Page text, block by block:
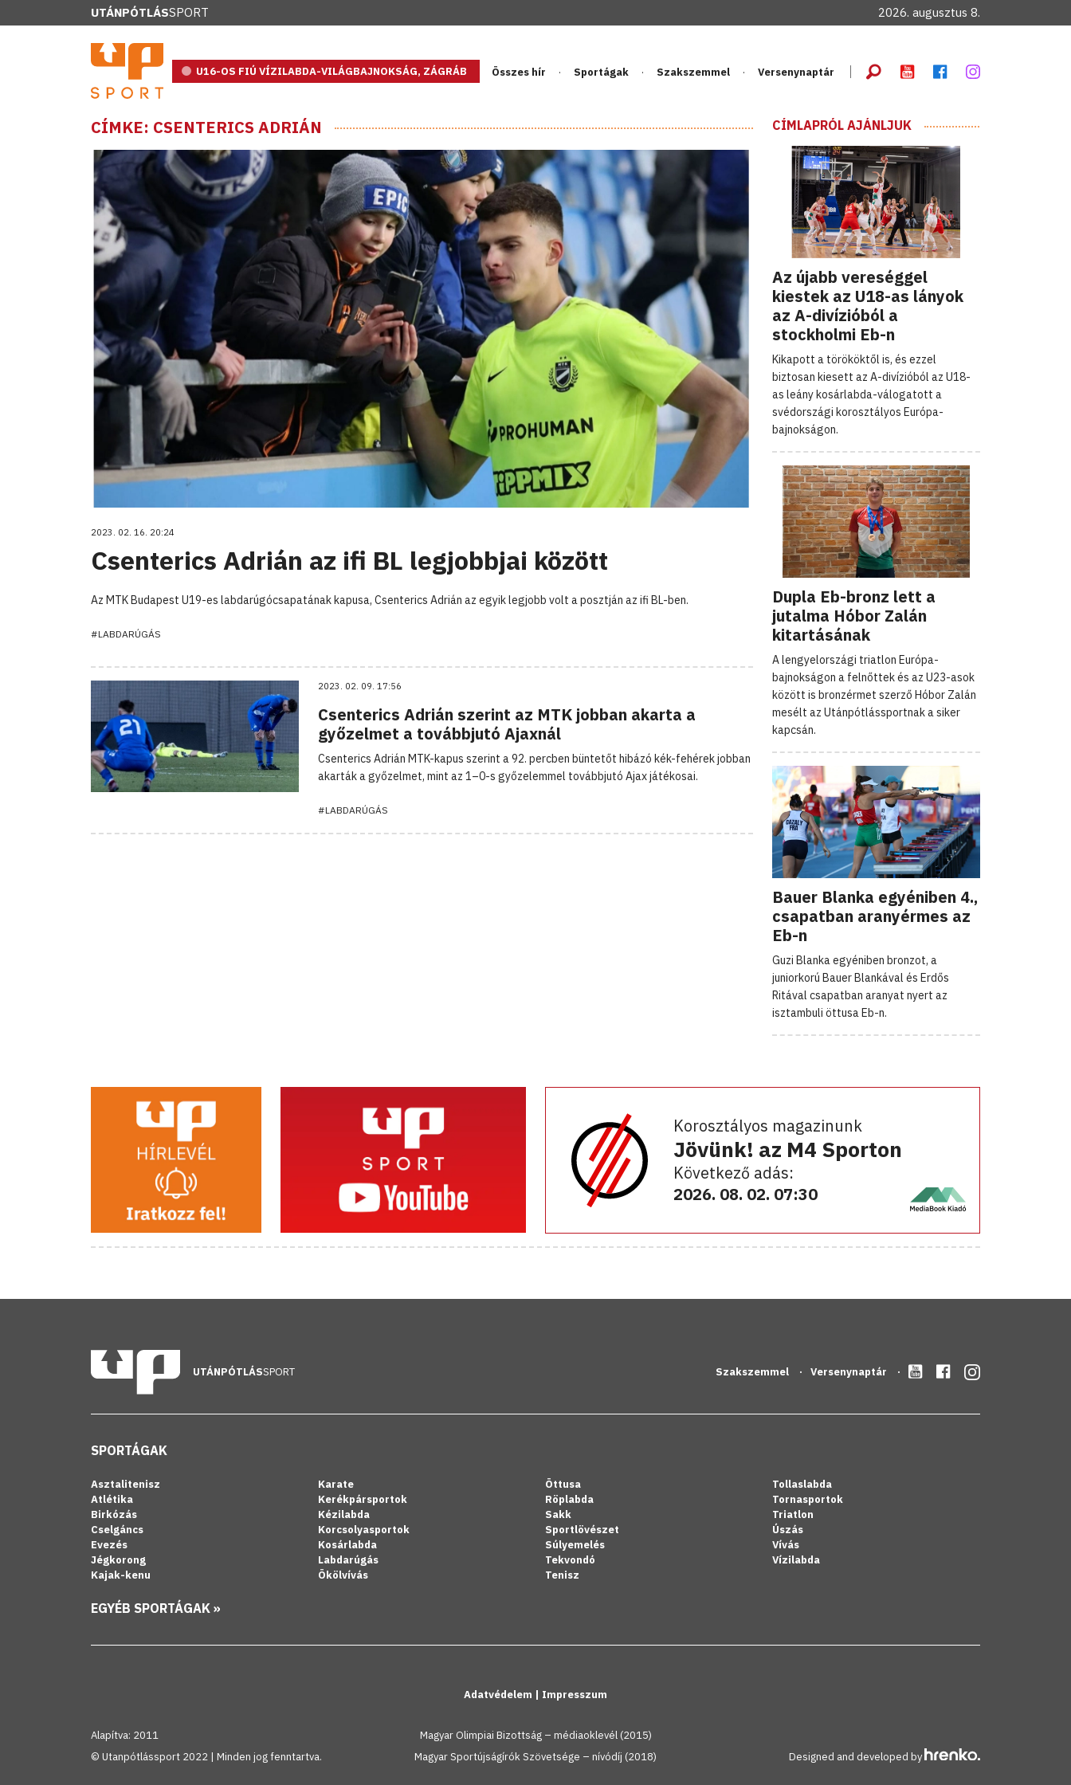
UTÁNPÓTLÁSSPORT 2026. augusztus 8.
U16-OS FIÚ VÍZILABDA-VILÁGBAJNOKSÁG, ZÁGRÁB Összes hír Sportágak Szakszemmel Versenynaptár
CÍMKE: CSENTERICS ADRIÁN
2023. 02. 16. 20:24
Csenterics Adrián az ifi BL legjobbjai között
Az MTK Budapest U19-es labdarúgócsapatának kapusa, Csenterics Adrián az egyik legjobb volt a posztján az ifi BL-ben.
#LABDARÚGÁS
2023. 02. 09. 17:56
Csenterics Adrián szerint az MTK jobban akarta a
győzelmet a továbbjutó Ajaxnál
Csenterics Adrián MTK-kapus szerint a 92. percben büntetőt hibázó kék-fehérek jobban
akarták a győzelmet, mint az 1–0-s győzelemmel továbbjutó Ajax játékosai.
#LABDARÚGÁS
CÍMLAPRÓL AJÁNLJUK
Az újabb vereséggel
kiestek az U18-as lányok
az A-divízióból a
stockholmi Eb-n
Kikapott a törököktől is, és ezzel
biztosan kiesett az A-divízióból az U18-
as leány kosárlabda-válogatott a
svédországi korosztályos Európa-
bajnokságon.
Dupla Eb-bronz lett a
jutalma Hóbor Zalán
kitartásának
A lengyelországi triatlon Európa-
bajnokságon a felnőttek és az U23-asok
között is bronzérmet szerző Hóbor Zalán
mesélt az Utánpótlássportnak a siker
kapcsán.
Bauer Blanka egyéniben 4.,
csapatban aranyérmes az
Eb-n
Guzi Blanka egyéniben bronzot, a
juniorkorú Bauer Blankával és Erdős
Ritával csapatban aranyat nyert az
isztambuli öttusa Eb-n.
Korosztályos magazinunk
Jövünk! az M4 Sporton
Következő adás:
2026. 08. 02. 07:30
UTÁNPÓTLÁSSPORT Szakszemmel Versenynaptár
SPORTÁGAK
Asztalitenisz
Atlétika
Birkózás
Cselgáncs
Evezés
Jégkorong
Kajak-kenu
Karate
Kerékpársportok
Kézilabda
Korcsolyasportok
Kosárlabda
Labdarúgás
Ökölvívás
Öttusa
Röplabda
Sakk
Sportlövészet
Súlyemelés
Tekvondó
Tenisz
Tollaslabda
Tornasportok
Triatlon
Úszás
Vívás
Vízilabda
EGYÉB SPORTÁGAK »
Adatvédelem | Impresszum
Alapítva: 2011
© Utanpótlássport 2022 | Minden jog fenntartva.
Magyar Olimpiai Bizottság – médiaoklevél (2015)
Magyar Sportújságírók Szövetsége – nívódíj (2018)
Designed and developed by